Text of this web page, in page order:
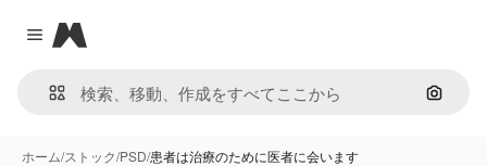
Close menu
Magnific
画像で
ホーム/ストック/PSD/患者は治療のために医者に会います